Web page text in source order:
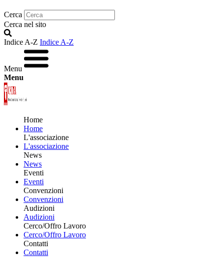
Cerca
Cerca nel sito
Indice A-Z Indice A-Z
Menu
Menu
Home
Home
L'associazione
L'associazione
News
News
Eventi
Eventi
Convenzioni
Convenzioni
Audizioni
Audizioni
Cerco/Offro Lavoro
Cerco/Offro Lavoro
Contatti
Contatti